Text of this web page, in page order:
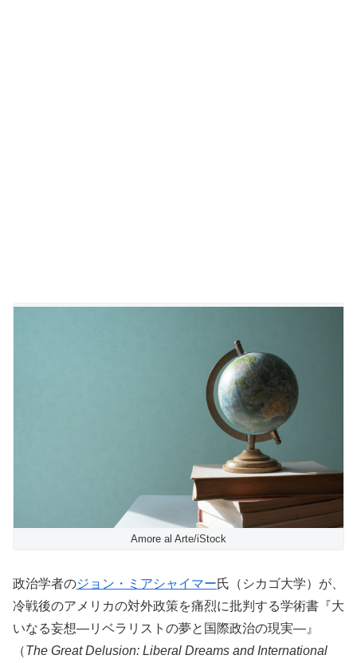
Amore al Arte/iStock
政治学者のジョン・ミアシャイマー氏（シカゴ大学）が、
冷戦後のアメリカの対外政策を痛烈に批判する学術書『大
いなる妄想―リベラリストの夢と国際政治の現実—』
（The Great Delusion: Liberal Dreams and International